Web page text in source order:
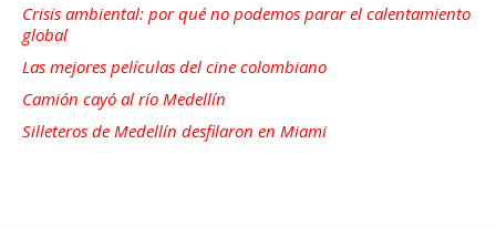
Crisis ambiental: por qué no podemos parar el calentamiento
global
Las mejores películas del cine colombiano
Camión cayó al río Medellín
Silleteros de Medellín desfilaron en Miami